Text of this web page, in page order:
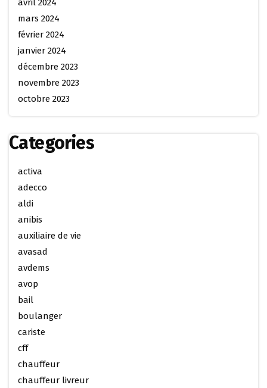
avril 2024
mars 2024
février 2024
janvier 2024
décembre 2023
novembre 2023
octobre 2023
Categories
activa
adecco
aldi
anibis
auxiliaire de vie
avasad
avdems
avop
bail
boulanger
cariste
cff
chauffeur
chauffeur livreur